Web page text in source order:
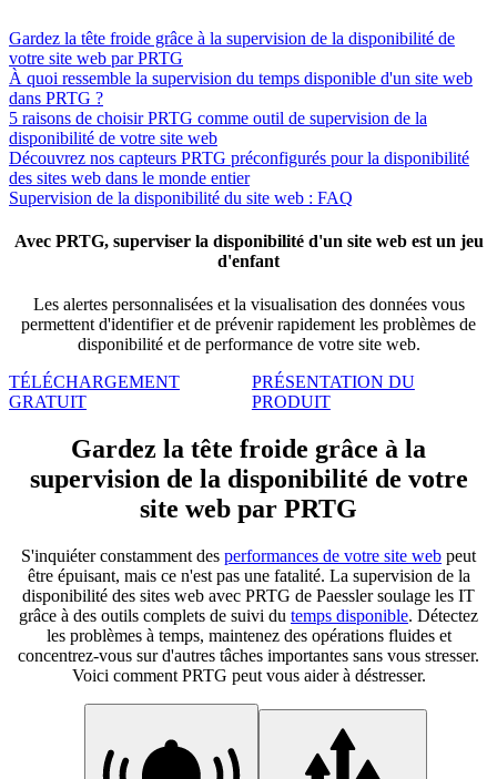
Gardez la tête froide grâce à la supervision de la disponibilité de
votre site web par PRTG
À quoi ressemble la supervision du temps disponible d'un site web
dans PRTG ?
5 raisons de choisir PRTG comme outil de supervision de la
disponibilité de votre site web
Découvrez nos capteurs PRTG préconfigurés pour la disponibilité
des sites web dans le monde entier
Supervision de la disponibilité du site web : FAQ
Avec PRTG, superviser la disponibilité d'un site web est un jeu
d'enfant
Les alertes personnalisées et la visualisation des données vous
permettent d'identifier et de prévenir rapidement les problèmes de
disponibilité et de performance de votre site web.
TÉLÉCHARGEMENT
GRATUIT
PRÉSENTATION DU
PRODUIT
Gardez la tête froide grâce à la
supervision de la disponibilité de votre
site web par PRTG
S'inquiéter constamment des performances de votre site web peut
être épuisant, mais ce n'est pas une fatalité. La supervision de la
disponibilité des sites web avec PRTG de Paessler soulage les IT
grâce à des outils complets de suivi du temps disponible. Détectez
les problèmes à temps, maintenez des opérations fluides et
concentrez-vous sur d'autres tâches importantes sans vous stresser.
Voici comment PRTG peut vous aider à déstresser.